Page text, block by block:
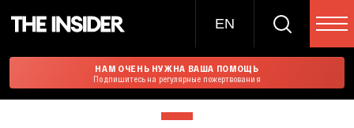
EN
НАМ ОЧЕНЬ НУЖНА ВАША ПОМОЩЬ
Подпишитесь на регулярные пожертвования